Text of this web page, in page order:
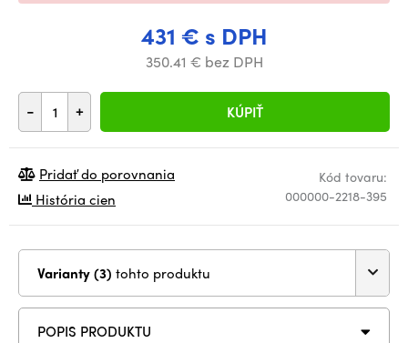
431 € s DPH
350.41 € bez DPH
- + KÚPIŤ
Kód tovaru:
000000-2218-395
Pridať do porovnania
História cien
Varianty (3) tohto produktu
POPIS PRODUKTU